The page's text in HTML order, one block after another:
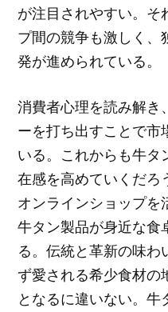
が注目されやすい。そ
プ間の競争も激しく、
発が進められている。
消費者心理を読み解き
ーを打ち出すことで市
いる。これからも牛タ
在感を高めていくだろ
オンラインショップを
牛タン製品が身近な食
る。伝統と革新の味わ
ず愛される希少食材の
となるに違いない。牛